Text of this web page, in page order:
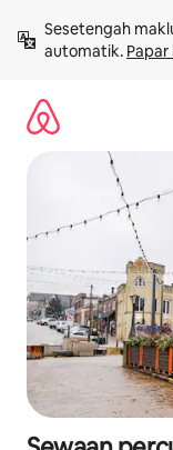
kandungan
Sesetengah
automatik. Papar